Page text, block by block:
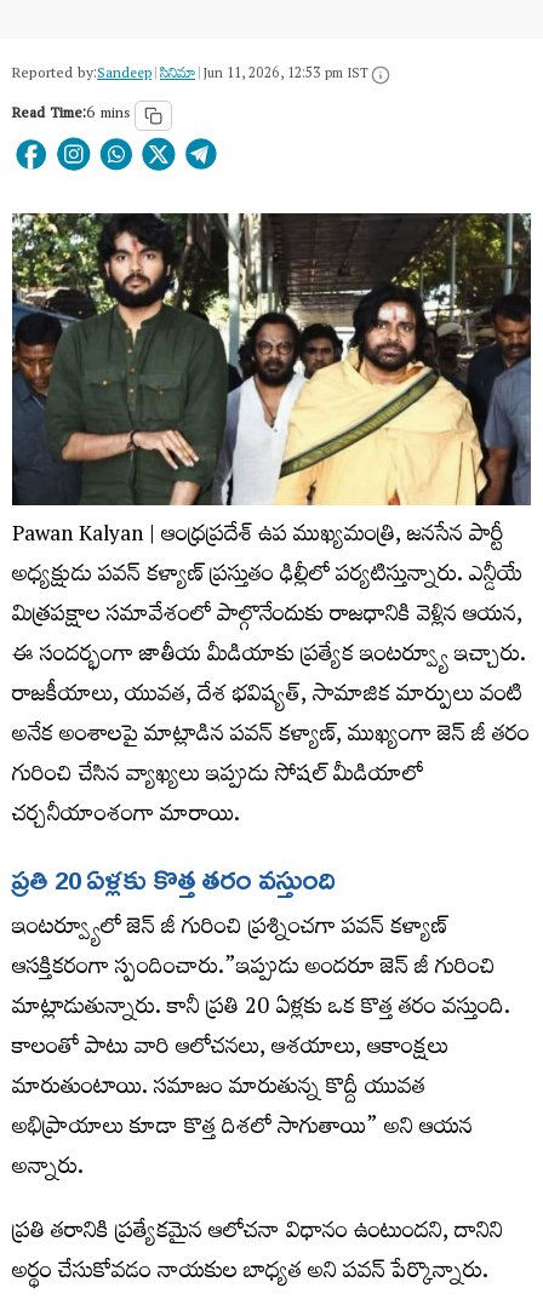
Reported by:Sandeep|సినిమా|Jun 11, 2026, 12:53 pm IST
Read Time:6 mins
Pawan Kalyan | ఆంధ్రప్రదేశ్ ఉప ముఖ్యమంత్రి, జనసేన పార్టీ
అధ్యక్షుడు పవన్ కళ్యాణ్ ప్రస్తుతం ఢిల్లీలో పర్యటిస్తున్నారు. ఎన్డీయే
మిత్రపక్షాల సమావేశంలో పాల్గొనేందుకు రాజధానికి వెళ్లిన ఆయన,
ఈ సందర్భంగా జాతీయ మీడియాకు ప్రత్యేక ఇంటర్వ్యూ ఇచ్చారు.
రాజకీయాలు, యువత, దేశ భవిష్యత్, సామాజిక మార్పులు వంటి
అనేక అంశాలపై మాట్లాడిన పవన్ కళ్యాణ్, ముఖ్యంగా జెన్ జీ తరం
గురించి చేసిన వ్యాఖ్యలు ఇప్పుడు సోషల్ మీడియాలో
చర్చనీయాంశంగా మారాయి.
ప్రతి 20 ఏళ్లకు కొత్త తరం వస్తుంది
ఇంటర్వ్యూలో జెన్ జీ గురించి ప్రశ్నించగా పవన్ కళ్యాణ్
ఆసక్తికరంగా స్పందించారు.”ఇప్పుడు అందరూ జెన్ జీ గురించి
మాట్లాడుతున్నారు. కానీ ప్రతి 20 ఏళ్లకు ఒక కొత్త తరం వస్తుంది.
కాలంతో పాటు వారి ఆలోచనలు, ఆశయాలు, ఆకాంక్షలు
మారుతుంటాయి. సమాజం మారుతున్న కొద్దీ యువత
అభిప్రాయాలు కూడా కొత్త దిశలో సాగుతాయి” అని ఆయన
అన్నారు.
ప్రతి తరానికి ప్రత్యేకమైన ఆలోచనా విధానం ఉంటుందని, దానిని
అర్థం చేసుకోవడం నాయకుల బాధ్యత అని పవన్ పేర్కొన్నారు.